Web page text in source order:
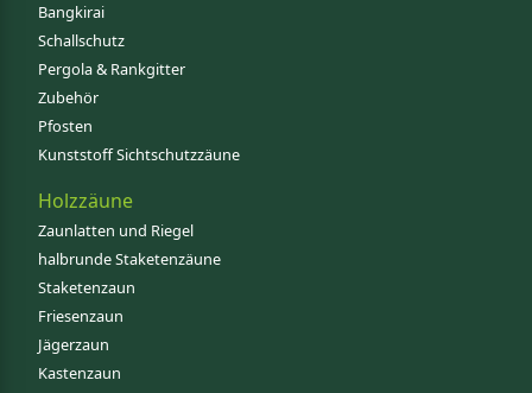
Bangkirai
Schallschutz
Pergola & Rankgitter
Zubehör
Pfosten
Kunststoff Sichtschutzzäune
Holzzäune
Zaunlatten und Riegel
halbrunde Staketenzäune
Staketenzaun
Friesenzaun
Jägerzaun
Kastenzaun